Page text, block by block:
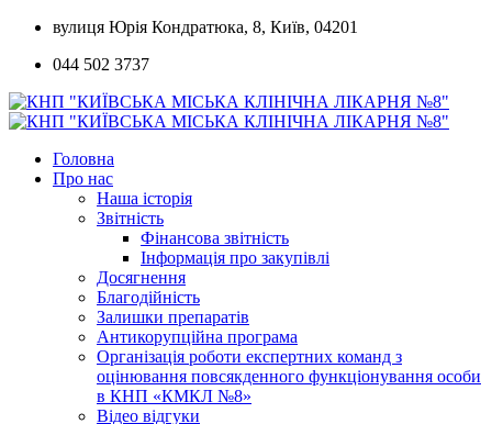
Skip
content
вулиця Юрія Кондратюка, 8, Київ, 04201
044 502 3737
Головна
Про нас
Наша історія
Звітність
Фінансова звітність
Інформація про закупівлі
Досягнення
Благодійність
Залишки препаратів
Антикорупційна програма
Організація роботи експертних команд з
оцінювання повсякденного функціонування особи
в КНП «КМКЛ №8»
Відео відгуки